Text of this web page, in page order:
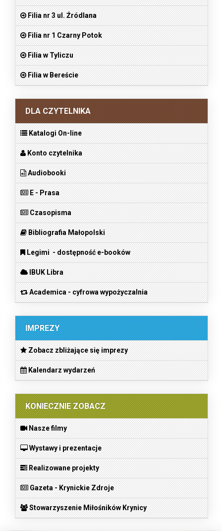
Filia nr 3 ul. Źródlana
Filia nr 1 Czarny Potok
Filia w Tyliczu
Filia w Bereście
DLA CZYTELNIKA
Katalogi On-line
Konto czytelnika
Audiobooki
E - Prasa
Czasopisma
Bibliografia Małopolski
Legimi - dostępność e-booków
IBUK Libra
Academica - cyfrowa wypożyczalnia
IMPREZY
Zobacz zbliżające się imprezy
Kalendarz wydarzeń
KONIECZNIE ZOBACZ
Nasze filmy
Wystawy i prezentacje
Realizowane projekty
Gazeta - Krynickie Zdroje
Stowarzyszenie Miłośników Krynicy